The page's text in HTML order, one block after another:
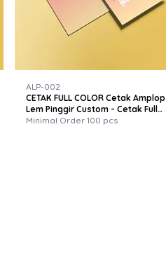
ALP-002
CETAK FULL COLOR Cetak Amplop
Lem Pinggir Custom - Cetak Full
Color Berkualitas & Cepat
Minimal Order 100 pcs